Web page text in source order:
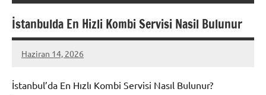
İstanbulda En Hizli Kombi Servisi Nasil Bulunur
Haziran 14, 2026
admin
Yorum
İstanbul’da En Hızlı Kombi Servisi Nasıl Bulunur?